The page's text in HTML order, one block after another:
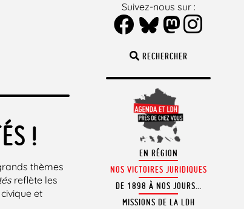
!
thèmes
reflète les
et
RECHERCHER
EN RÉGION
NOS VICTOIRES JURIDIQUES
DE 1898 À NOS JOURS…
MISSIONS DE LA LDH
Suivez-nous sur :